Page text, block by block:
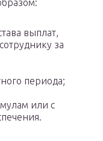
выплат,
за
периода;
или с